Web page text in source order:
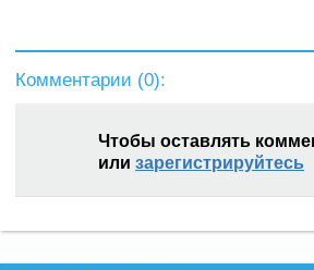
Комментарии (0):
Чтобы оставлять
или зарегистрируйтесь